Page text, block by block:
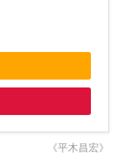
《平木昌宏》